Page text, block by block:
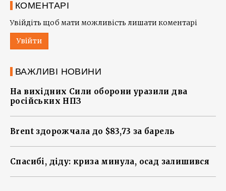
КОМЕНТАРІ
Увійдіть щоб мати можливість лишати коментарі
Увійти
ВАЖЛИВІ НОВИНИ
На вихідних Сили оборони уразили два
російських НПЗ
Brent здорожчала до $83,73 за барель
Спасибі, діду: криза минула, осад залишився